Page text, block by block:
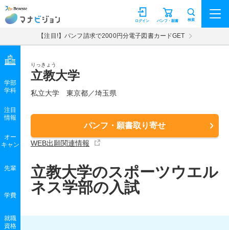
マナビジョン パンフ・願書
ログイン 検索
【注目!】パンフ請求で2000円分電子図書カードGET
りっきょう
立教大学
私立大学 東京都／埼玉県
パンフ・願書取り寄せ
WEB出願関連情報
学部
学科
注目
情報
オー
キャン
先輩
学費
就職
資格
立教大学のスポーツウエル
ネス学部の入試